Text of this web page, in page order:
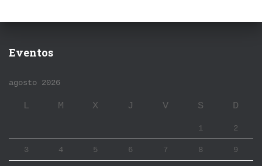
Eventos
agosto 2026
L M X J V S D
1 2
3 4 5 6 7 8 9